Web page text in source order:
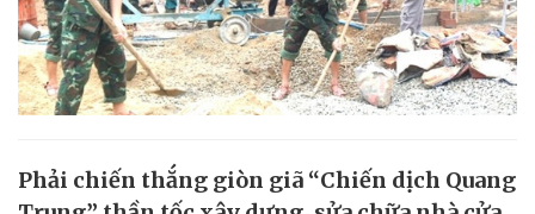
Phải chiến thắng giòn giã “Chiến dịch Quang